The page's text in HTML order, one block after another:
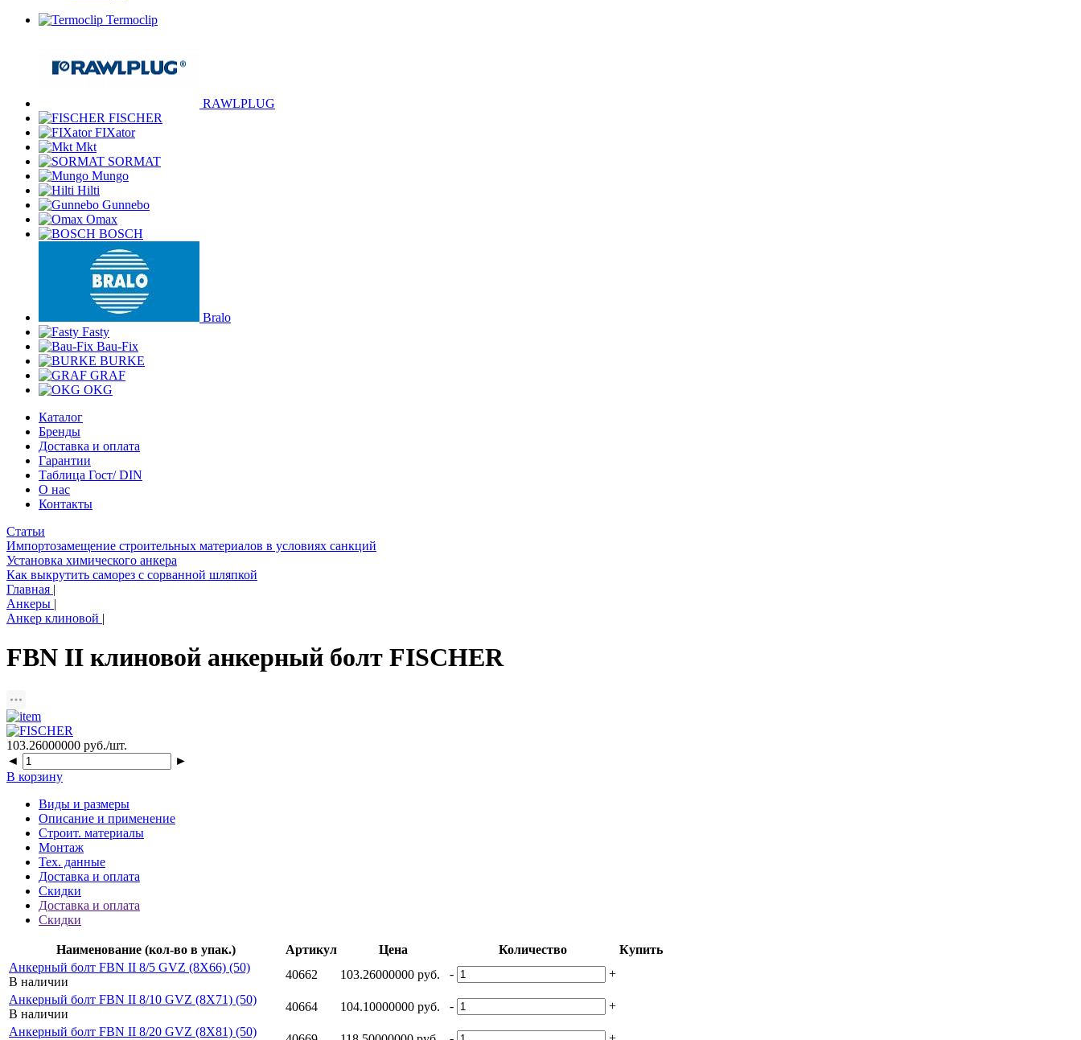
Termoclip
RAWLPLUG
FISCHER
FIXator
Mkt
SORMAT
Mungo
Hilti
Gunnebo
Omax
BOSCH
Bralo
Fasty
Bau-Fix
BURKE
GRAF
OKG
Каталог
Бренды
Доставка и оплата
Гарантии
Таблица Гост/ DIN
О нас
Контакты
Статьи
Импортозамещение строительных материалов в условиях санкций
Установка химического анкера
Как выкрутить саморез с сорванной шляпкой
Главная |
Анкеры |
Анкер клиновой |
FBN II клиновой анкерный болт FISCHER
103.26000000 руб./шт.
◄
►
В корзину
Виды и размеры
Описание и применение
Строит. материалы
Монтаж
Тех. данные
Доставка и оплата
Скидки
Доставка и оплата
Скидки
Наименование (кол-во в упак.) Артикул Цена Количество
Купить
Анкерный болт FBN II 8/5 GVZ (8X66) (50)
В наличии
40662 103.26000000 руб. -
+
Анкерный болт FBN II 8/10 GVZ (8X71) (50)
В наличии
40664 104.10000000 руб. -
+
Анкерный болт FBN II 8/20 GVZ (8X81) (50)